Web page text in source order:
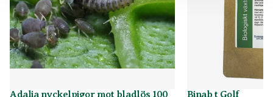
Adalia nyckelpigor mot bladlös 100
Binab t Golf